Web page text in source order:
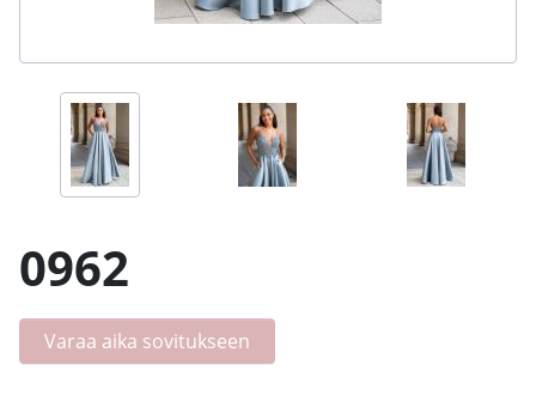
0962
Varaa aika sovitukseen